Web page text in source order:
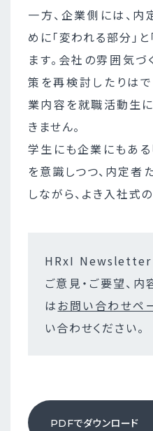
一方、企業側には、
めに「変われる部分」
ます。会社の雰囲気づ
策を再検討したりは
業内容を就職活動生
きません。
学生にも企業にもある
を意識しつつ、内定者
しながら、よき入社式
HRxI Newsletter
ご意見・ご要望、
はお問い合わせペ
い合わせください。
PDFでダウンロード